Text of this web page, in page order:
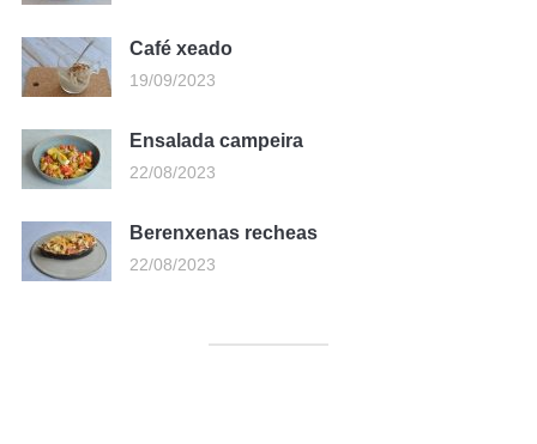
Café xeado
19/09/2023
Ensalada campeira
22/08/2023
Berenxenas recheas
22/08/2023